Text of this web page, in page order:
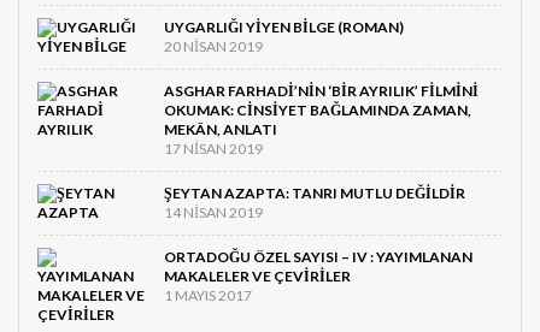
UYGARLIĞI YIYEN BILGE (ROMAN)
20 NISAN 2019
ASGHAR FARHADI’NIN ‘BIR AYRILIK’ FILMINI
OKUMAK: CINSIYET BAĞLAMINDA ZAMAN,
MEKÂN, ANLATI
17 NISAN 2019
ŞEYTAN AZAPTA: TANRI MUTLU DEĞILDIR
14 NISAN 2019
ORTADOĞU ÖZEL SAYISI – IV : YAYIMLANAN
MAKALELER VE ÇEVIRILER
1 MAYIS 2017